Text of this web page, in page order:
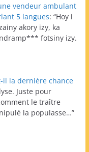
vendeur ambulant
5 langues: “Hoy i
akory izy, ka
fotsiny izy.
il la dernière chance
Juste pour
le traître
la populasse…”